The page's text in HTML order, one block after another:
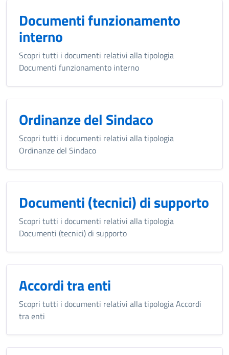
Documenti funzionamento
interno
Scopri tutti i documenti relativi alla tipologia
Documenti funzionamento interno
Ordinanze del Sindaco
Scopri tutti i documenti relativi alla tipologia
Ordinanze del Sindaco
Documenti (tecnici) di supporto
Scopri tutti i documenti relativi alla tipologia
Documenti (tecnici) di supporto
Accordi tra enti
Scopri tutti i documenti relativi alla tipologia Accordi
tra enti